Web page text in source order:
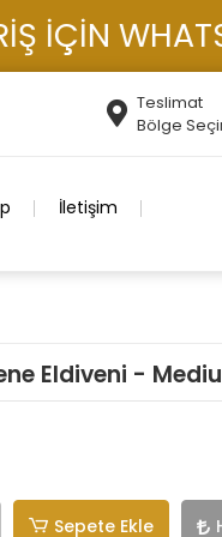
Teslimat
Bölge
İletişim
Eldiveni -
Sepete Ekle